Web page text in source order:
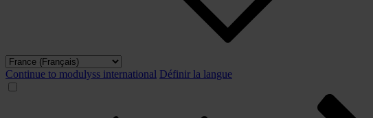
Continue to modulyss international Définir la langue